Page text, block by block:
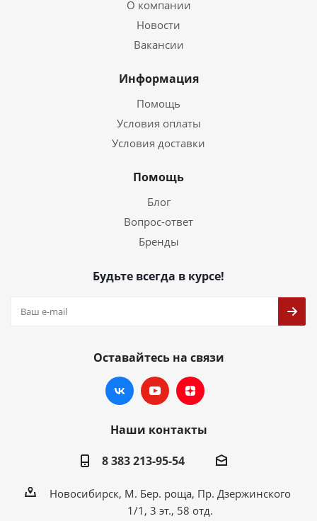
О компании
Новости
Вакансии
Информация
Помощь
Условия оплаты
Условия доставки
Помощь
Блог
Вопрос-ответ
Бренды
Будьте всегда в курсе!
Оставайтесь на связи
Наши контакты
8 383 213-95-54
Новосибирск, М. Бер. роща, Пр. Дзержинского
1/1, 3 эт., 58 отд.